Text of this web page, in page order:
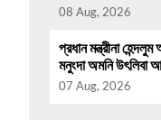
08 Aug, 2026
প্রধান মন্ত্রীনা
মনুংদা অমনি উৎলিবা
07 Aug, 2026